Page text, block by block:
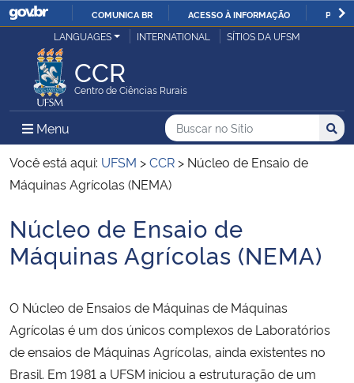
IR
COMUNICA BR ACESSO À INFORMAÇÃO
Ministério da Justiça e Segurança Pública
Ministério da Defesa
Ministério das Relações Exteriores
Ministério da Infraestrutura
Ministério da Educação
Ministério da Cidadania
LANGUAGES INTERNATIONAL SÍTIOS DA UFSM
CCR
Centro de Ciências Rurais
Menu Menu Principal do Sítio
Busca
Buscar no no Sítio
Busca:
Você está aqui: UFSM >CCR > Núcleo de Ensaio de
Máquinas Agrícolas (NEMA)
Início do conteúdo
Núcleo de Ensaio de
Máquinas Agrícolas (NEMA)
O Núcleo de Ensaios de Máquinas de Máquinas
Agrícolas é um dos únicos complexos de Laboratórios
de ensaios de Máquinas Agrícolas, ainda existentes no
Brasil. Em 1981 a UFSM iniciou a estruturação de um